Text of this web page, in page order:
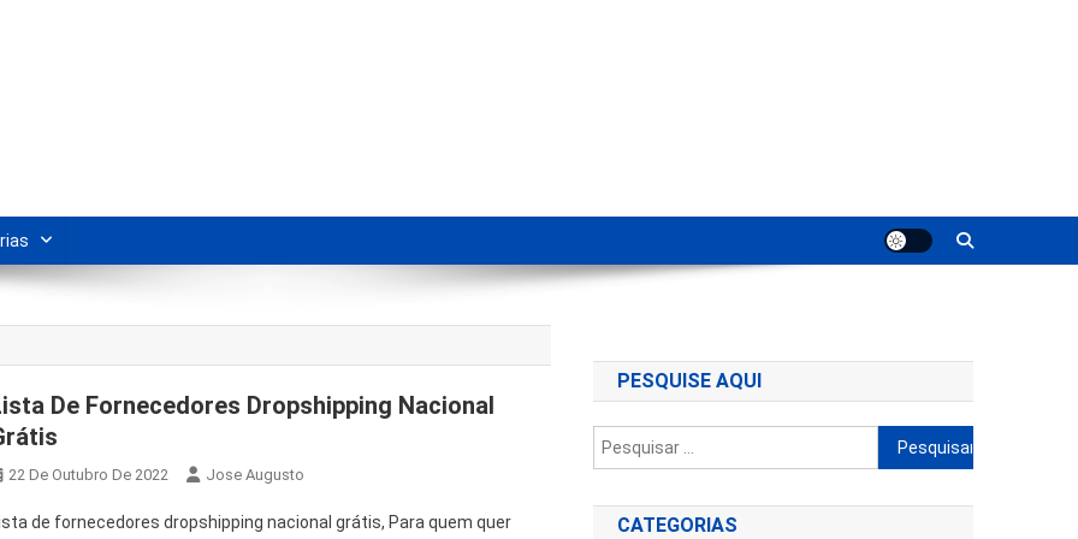
De Fornecedores Dropshipping Nacional
22 De Outubro De 2022 Jose Augusto
de fornecedores dropshipping nacional grátis, Para quem quer
PESQUISE AQUI
Pesquisar
por:
CATEGORIAS